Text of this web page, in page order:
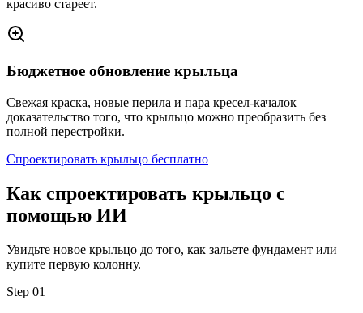
красиво стареет.
Бюджетное обновление крыльца
Свежая краска, новые перила и пара кресел-качалок —
доказательство того, что крыльцо можно преобразить без
полной перестройки.
Спроектировать крыльцо бесплатно
Как спроектировать крыльцо с
помощью ИИ
Увидьте новое крыльцо до того, как зальете фундамент или
купите первую колонну.
Step 01